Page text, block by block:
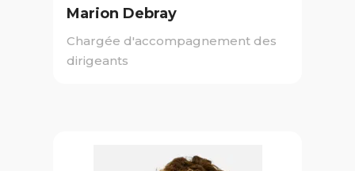
Marion Debray
Chargée d'accompagnement des
dirigeants